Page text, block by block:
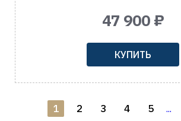
47 900 ₽
КУПИТЬ
1 2 3 4 5 ...